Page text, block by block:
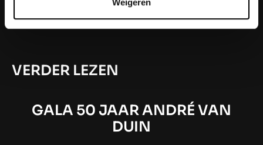
VERDER LEZEN
GALA 50 JAAR ANDRÉ VAN
DUIN